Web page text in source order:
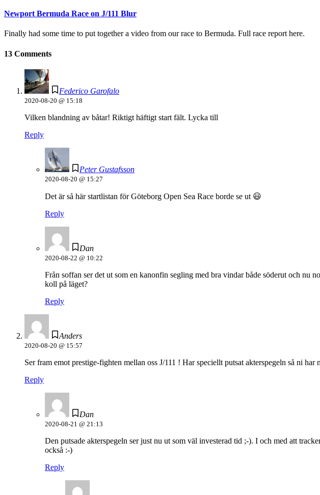
Newport Bermuda Race on J/111 Blur
Finally had some time to put together a video from our race to Bermuda. Full race report here.
13 Comments
Federico Garofalo
2020-08-20 @ 15:18
Vilken blandning av båtar! Riktigt häftigt start fält. Lycka till
Reply
Peter Gustafsson
2020-08-20 @ 15:27
Det är så här startlistan för Göteborg Open Sea Race borde se ut 😃
Reply
Dan
2020-08-22 @ 10:22
Från soffan ser det ut som en kanonfin segling med bra vindar både söderut och
koll på läget?
Reply
Anders
2020-08-20 @ 15:57
Ser fram emot prestige-fighten mellan oss J/111 ! Har speciellt putsat akterspegeln så ni har
Reply
Dan
2020-08-21 @ 21:13
Den putsade akterspegeln ser just nu ut som väl investerad tid ;-). I och med att
också :-)
Reply